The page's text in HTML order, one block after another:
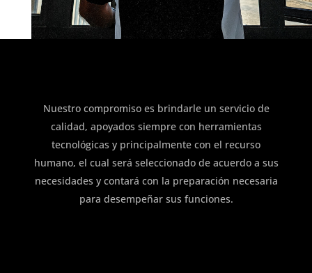
Nuestro compromiso es brindarle un servicio de
calidad, apoyados siempre con herramientas
tecnológicas y principalmente con el recurso
humano, el cual será seleccionado de acuerdo a sus
necesidades y contará con la preparación necesaria
para desempeñar sus funciones.